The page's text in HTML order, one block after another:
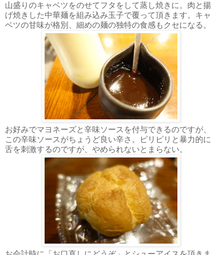
山盛りのキャベツをのせてフタをして蒸し焼きに。肉と揚
げ焼きした中華麺を組み込み玉子で覆って頂きます。キャ
ベツの甘味が格別、細めの麺の独特の食感もクセになる。
お好みでマヨネーズと辛味ソースを付与できるのですが、
この辛味ソースがちょうど良い辛さ。ピリピリと暴力的に
舌を刺激するのですが、やめられないとまらない。